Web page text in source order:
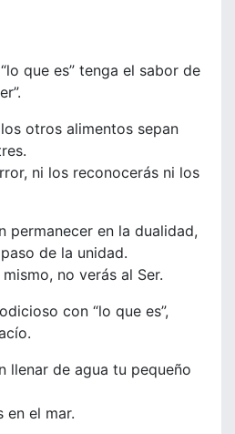
que es” tenga el sabor de
otros alimentos sepan
ni los reconocerás ni los
permanecer en la dualidad,
de la unidad.
no verás al Ser.
con “lo que es”,
llenar de agua tu pequeño
en el mar.